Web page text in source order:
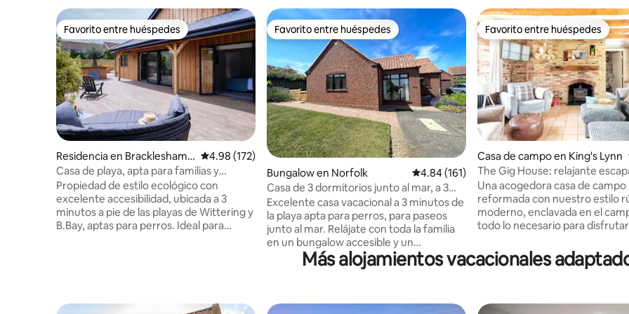
Favorito entre huéspedes
Favorito entre huéspedes
Residencia en Bracklesham
Bay
Calificación promedio: 4.98 de 5; 172 evaluaciones
4.98 (172)
Casa de playa, apta para familias y
perros, accesible
Propiedad de estilo ecológico con
excelente accesibilidad, ubicada a 3
minutos a pie de las playas de Wittering y
B.Bay, aptas para perros. Ideal para
niños pueden dormir en cualquiera de las
Favorito entre huéspedes
Favorito entre huéspedes
Bungalow en Norfolk Calificación promedio: 4.84 de 5; 161
4.84 (161)
Casa de 3 dormitorios junto al mar, a 3
minutos a pie de la playa, 3 baños
Excelente casa vacacional a 3 minutos de
la playa apta para perros, para paseos
junto al mar. Relájate con toda la familia
en un bungalow accesible y un
alojamiento tranquilo. Old Hunstanton
tiene un campo de golf, paseos para
disfrutar. El espacio flexible, 3 recámaras
Favorito entre huéspedes
Favorito entre huéspedes
Casa de campo en King's Lynn
The Gig House: relajante
spa
Una acogedora casa de campo
reformada con nuestro estilo
moderno, enclavada en el
todo lo necesario para
encuentra en West Norfolk, en
rural, pero a solo 15 minutos de
espectacular en paz y
Más alojamientos vacacionales